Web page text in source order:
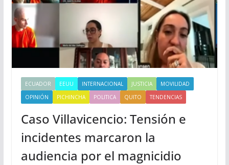
ECUADOR EEUU INTERNACIONAL JUSTICIA
MOVILIDAD
OPINIÓN
PICHINCHA POLITICA QUITO TENDENCIAS
Caso Villavicencio: Tensión e
incidentes marcaron la
audiencia por el magnicidio